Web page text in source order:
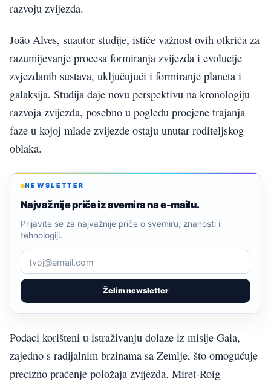
razvoju zvijezda.
João Alves, suautor studije, ističe važnost ovih otkrića za
razumijevanje procesa formiranja zvijezda i evolucije
zvjezdanih sustava, uključujući i formiranje planeta i
galaksija. Studija daje novu perspektivu na kronologiju
razvoja zvijezda, posebno u pogledu procjene trajanja
faze u kojoj mlade zvijezde ostaju unutar roditeljskog
oblaka.
NEWSLETTER
Najvažnije priče iz svemira na e-mailu.
Želim newsletter
Prijavite se za najvažnije priče o svemiru, znanosti i
tehnologiji.
Podaci korišteni u istraživanju dolaze iz misije Gaia,
zajedno s radijalnim brzinama sa Zemlje, što omogućuje
precizno praćenje položaja zvijezda. Miret-Roig